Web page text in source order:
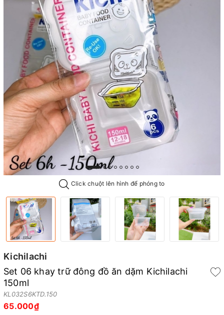
Click chuột lên hình để phóng to
Kichilachi
Set 06 khay trữ đông đồ ăn dặm Kichilachi
150ml
KL032S6KTD.150
65.000₫